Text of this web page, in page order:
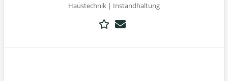
Haustechnik | Instandhaltung